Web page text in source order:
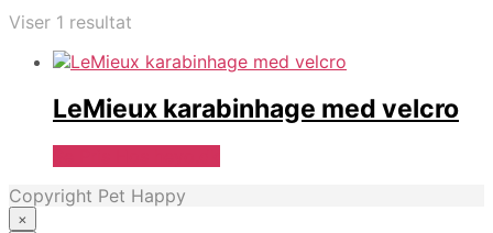
Viser 1 resultat
LeMieux karabinhage med velcro
Copyright Pet Happy
×